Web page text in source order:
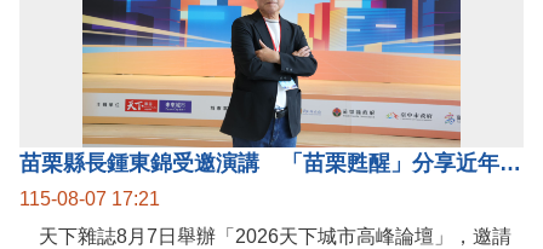
苗栗縣長鍾東錦受邀演講 「苗栗甦醒」分享近年轉變
115-08-07 17:21
天下雜誌8月7日舉辦「2026天下城市高峰論壇」，邀請